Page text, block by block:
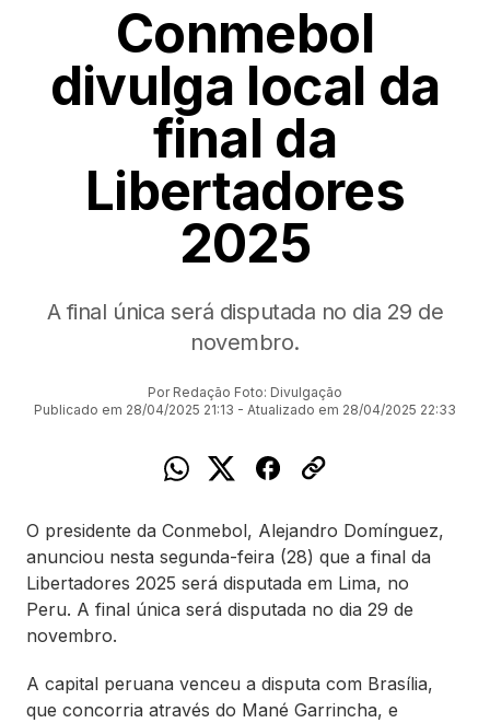
Conmebol
divulga local da
final da
Libertadores
2025
A final única será disputada no dia 29 de
novembro.
Por Redação Foto: Divulgação
Publicado em 28/04/2025 21:13 - Atualizado em 28/04/2025 22:33
O presidente da Conmebol, Alejandro Domínguez,
anunciou nesta segunda-feira (28) que a final da
Libertadores 2025 será disputada em Lima, no
Peru. A final única será disputada no dia 29 de
novembro.
A capital peruana venceu a disputa com Brasília,
que concorria através do Mané Garrincha, e